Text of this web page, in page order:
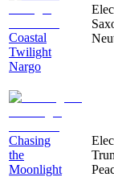
Coastal
Twilight
Nargo
Chasing
the
Moonlight